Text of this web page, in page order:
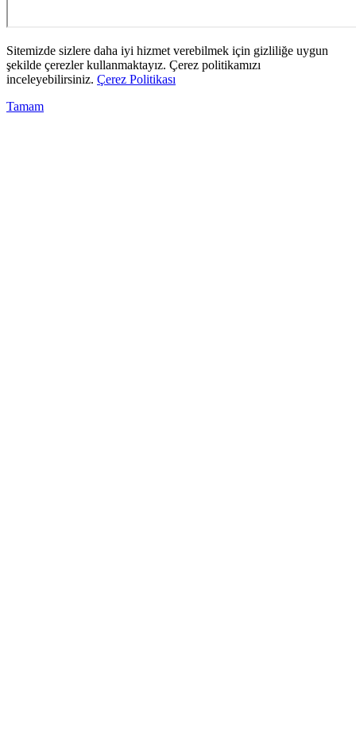
Sitemizde sizlere daha iyi hizmet verebilmek için gizliliğe uygun
şekilde çerezler kullanmaktayız. Çerez politikamızı
inceleyebilirsiniz. Çerez Politikası
Tamam